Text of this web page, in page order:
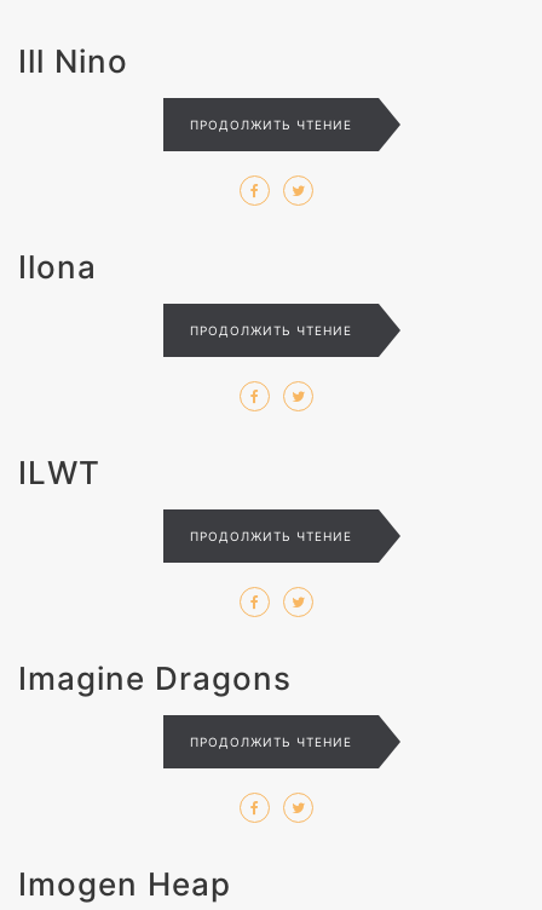
Ill Nino
ПРОДОЛЖИТЬ ЧТЕНИЕ
Ilona
ПРОДОЛЖИТЬ ЧТЕНИЕ
ILWT
ПРОДОЛЖИТЬ ЧТЕНИЕ
Imagine Dragons
ПРОДОЛЖИТЬ ЧТЕНИЕ
Imogen Heap